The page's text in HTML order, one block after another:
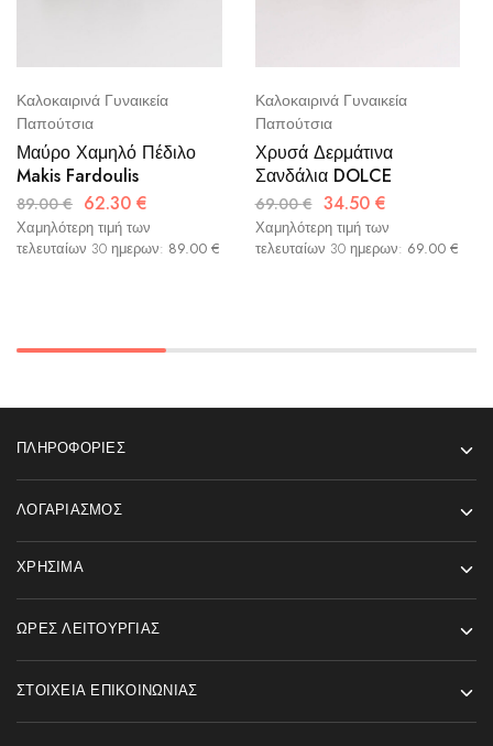
Καλοκαιρινά Γυναικεία
Παπούτσια
Μαύρο Χαμηλό Πέδιλο
Makis Fardoulis
89.00€ 62.30 €
Χαμηλότερη τιμή των
τελευταίων 30 ημερων: 89.00 €
Καλοκαιρινά Γυναικεία
Παπούτσια
Χρυσά Δερμάτινα
Σανδάλια DOLCE
69.00€ 34.50 €
Χαμηλότερη τιμή των
τελευταίων 30 ημερων: 69.00 €
ΠΛΗΡΟΦΟΡΊΕΣ
ΛΟΓΑΡΙΑΣΜΌΣ
ΧΡΉΣΙΜΑ
ΏΡΕΣ ΛΕΙΤΟΥΡΓΊΑΣ
ΣΤΟΙΧΕΊΑ ΕΠΙΚΟΙΝΩΝΊΑΣ